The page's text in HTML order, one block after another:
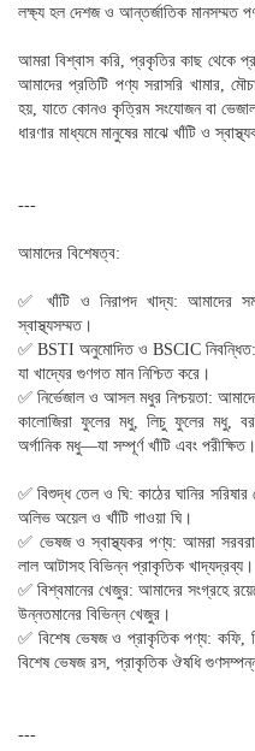
লক্ষ্য হল দেশজ ও আন্তর্জাতিক মানসম্মত
আমরা বিশ্বাস করি, প্রকৃতির কাছ থেকে
আমাদের প্রতিটি পণ্য সরাসরি খামার,
হয়, যাতে কোনও কৃত্রিম সংযোজন বা
ধারণার মাধ্যমে মানুষের মাঝে খাঁটি ও
---
আমাদের বিশেষত্ব:
✅ খাঁটি ও নিরাপদ খাদ্য: আমাদের
স্বাস্থ্যসম্মত।
✅ BSTI অনুমোদিত ও BSCIC নিবন্ধিত:
যা খাদ্যের গুণগত মান নিশ্চিত করে।
✅ নির্ভেজাল ও আসল মধুর নিশ্চয়তা:
কালোজিরা ফুলের মধু, লিচু ফুলের মধু,
অর্গানিক মধু—যা সম্পূর্ণ খাঁটি এবং পরীক্ষিত।
✅ বিশুদ্ধ তেল ও ঘি: কাঠের ঘানির
অলিভ অয়েল ও খাঁটি গাওয়া ঘি।
✅ ভেষজ ও স্বাস্থ্যকর পণ্য: আমরা
লাল আটাসহ বিভিন্ন প্রাকৃতিক খাদ্যদ্রব্য।
✅ বিশ্বমানের খেজুর: আমাদের সংগ্রহে
উন্নতমানের বিভিন্ন খেজুর।
✅ বিশেষ ভেষজ ও প্রাকৃতিক পণ্য: কফি,
বিশেষ ভেষজ রস, প্রাকৃতিক ঔষধি
---